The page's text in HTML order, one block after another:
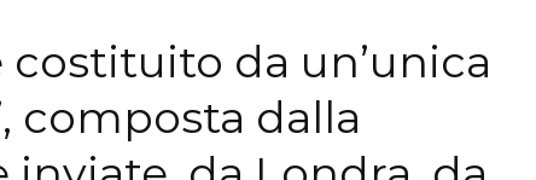
da un’unica
composta dalla